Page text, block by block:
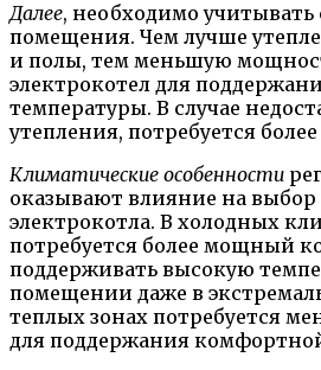
Далее, необходимо учитывать
помещения. Чем лучше
и полы, тем меньшую
электрокотел для
температуры. В случае
утепления, потребуется
Климатические особенности
оказывают влияние на
электрокотла. В холодных
потребуется более мощный
поддерживать высокую
помещении даже в
теплых зонах потребуется
для поддержания